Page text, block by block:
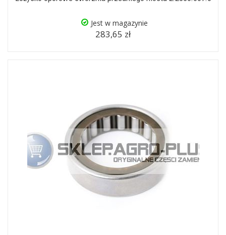
Jest w magazynie
283,65 zł